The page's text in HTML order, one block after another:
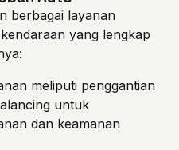
berbagai layanan
yang lengkap
meliputi penggantian
untuk
dan keamanan